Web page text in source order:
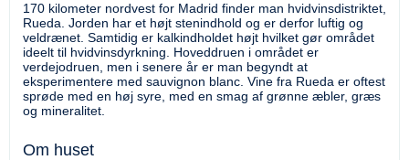
170 kilometer nordvest for Madrid finder man hvidvinsdistriktet,
Rueda. Jorden har et højt stenindhold og er derfor luftig og
veldrænet. Samtidig er kalkindholdet højt hvilket gør området
ideelt til hvidvinsdyrkning. Hoveddruen i området er
verdejodruen, men i senere år er man begyndt at
eksperimentere med sauvignon blanc. Vine fra Rueda er oftest
sprøde med en høj syre, med en smag af grønne æbler, græs
og mineralitet.
Om huset